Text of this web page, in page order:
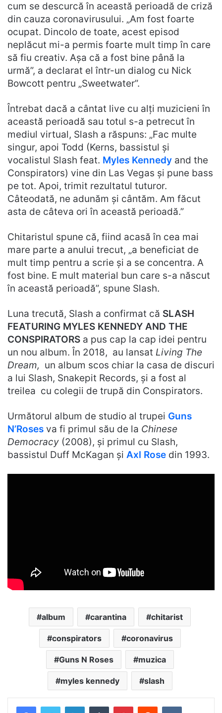
cum se descurcă în această perioadă de criză
din cauza coronavirusului. „Am fost foarte
ocupat. Dincolo de toate, acest episod
neplăcut mi-a permis foarte mult timp în care
să fiu creativ. Așa că a fost bine până la
urmă”, a declarat el într-un dialog cu Nick
Bowcott pentru „Sweetwater”.
Întrebat dacă a cântat live cu alți muzicieni în
această perioadă sau totul s-a petrecut în
mediul virtual, Slash a răspuns: „Fac multe
singur, apoi Todd (Kerns, bassistul și
vocalistul Slash feat. Myles Kennedy and the
Conspirators) vine din Las Vegas și pune bass
pe tot. Apoi, trimit rezultatul tuturor.
Câteodată, ne adunăm și cântăm. Am făcut
asta de câteva ori în această perioadă.”
Chitaristul spune că, fiind acasă în cea mai
mare parte a anului trecut, „a beneficiat de
mult timp pentru a scrie și a se concentra. A
fost bine. E mult material bun care s-a născut
în această perioadă”, spune Slash.
Luna trecută, Slash a confirmat că SLASH
FEATURING MYLES KENNEDY AND THE
CONSPIRATORS a pus cap la cap idei pentru
un nou album. În 2018, au lansat Living The
Dream, un album scos chiar la casa de discuri
a lui Slash, Snakepit Records, și a fost al
treilea cu colegii de trupă din Conspirators.
Următorul album de studio al trupei Guns
N’Roses va fi primul său de la Chinese
Democracy (2008), și primul cu Slash,
bassistul Duff McKagan și Axl Rose din 1993.
album carantina chitarist
conspirators coronavirus
Guns N Roses muzica
myles kennedy slash
LinkedInTumblrPinterestRedditVKontakte